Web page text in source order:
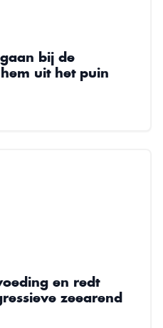
bij de
uit het puin
en redt
zeearend